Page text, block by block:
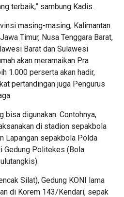
terbaik,” sambung Kadis.
masing-masing, Kalimantan
Timur, Nusa Tenggara Barat,
Barat dan Sulawesi
akan meramaikan Pra
1.000 perserta akan hadir,
pertandingan juga Pengurus
bisa digunakan. Contohnya,
di stadion sepakbola
Lapangan sepakbola Polda
Gedung Politekes (Bola
Silat), Gedung KONI lama
di Korem 143/Kendari, sepak